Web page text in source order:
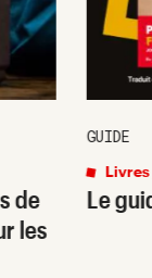
de
les
Le
GUIDE
Livres